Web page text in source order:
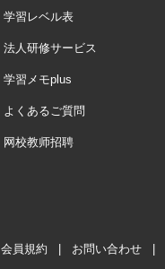
学習レベル表
法人研修サービス
学習メモplus
よくあるご質問
网校教师招聘
会員規約 お問い合わせ